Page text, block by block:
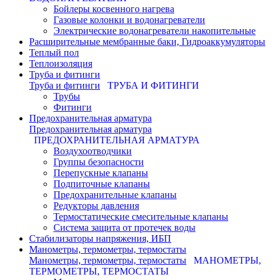
Бойлеры косвенного нагрева
Газовые колонки и водонагреватели
Электрические водонагреватели накопительные
Расширительные мембранные баки, Гидроаккумуляторы
Теплый пол
Теплоизоляция
Труба и фитинги
Труба и фитинги
ТРУБА И ФИТИНГИ
Трубы
Фитинги
Предохранительная арматура
Предохранительная арматура
ПРЕДОХРАНИТЕЛЬНАЯ АРМАТУРА
Воздухоотводчики
Группы безопасности
Перепускные клапаны
Подпиточные клапаны
Предохранительные клапаны
Редукторы давления
Термостатические смесительные клапаны
Система защита от протечек воды
Стабилизаторы напряжения, ИБП
Манометры, термометры, термостаты
Манометры, термометры, термостаты
МАНОМЕТРЫ,
ТЕРМОМЕТРЫ, ТЕРМОСТАТЫ